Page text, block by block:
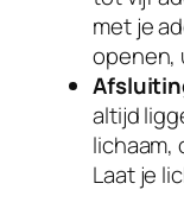
met je
openen,
altijd
lichaam,
Laat je